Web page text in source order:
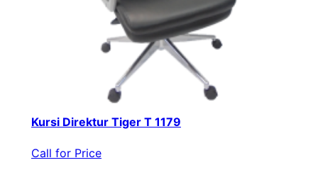
Kursi Direktur Tiger T 1179
Call for Price